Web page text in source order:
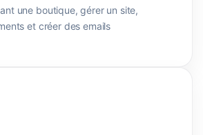
une boutique, gérer un site,
et créer des emails